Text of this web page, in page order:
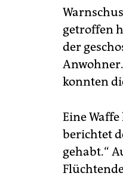
getroffen
der
konnten
Eine
berichtet
gehabt.“